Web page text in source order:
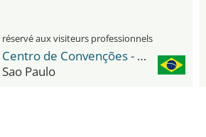
réservé aux visiteurs professionnels
Centro de Convenções - Distrito Anhembi
Sao Paulo